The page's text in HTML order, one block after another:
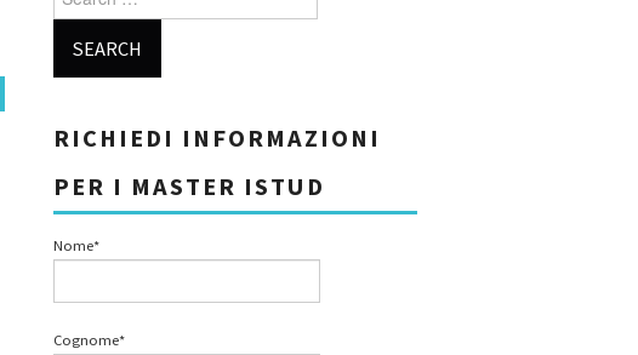
RICHIEDI INFORMAZIONI
PER I MASTER ISTUD
Nome*
Cognome*